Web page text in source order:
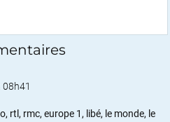
08h41
rtl, rmc, europe 1, libé, le monde, le